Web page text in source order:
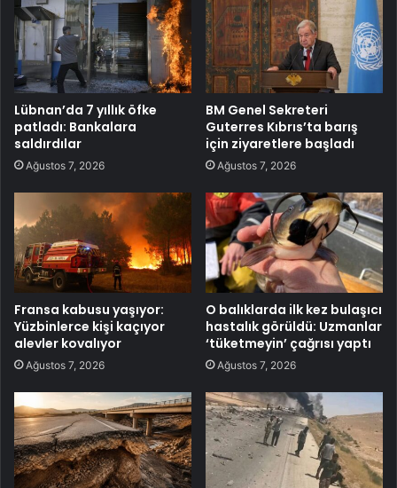
Lübnan’da 7 yıllık öfke
patladı: Bankalara
saldırdılar
Ağustos 7, 2026
BM Genel Sekreteri
Guterres Kıbrıs’ta barış
için ziyaretlere başladı
Ağustos 7, 2026
Fransa kabusu yaşıyor:
Yüzbinlerce kişi kaçıyor
alevler kovalıyor
Ağustos 7, 2026
O balıklarda ilk kez bulaşıcı
hastalık görüldü: Uzmanlar
‘tüketmeyin’ çağrısı yaptı
Ağustos 7, 2026